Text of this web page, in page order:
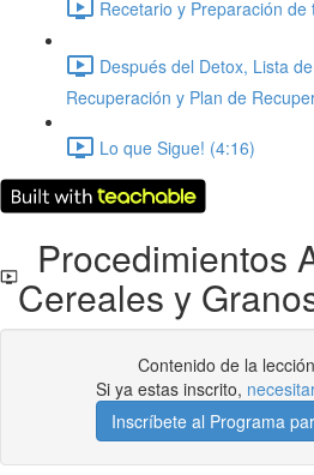
Recetario y Preparación
Después del Detox, Lista
Recuperación y Plan de
Lo que Sigue! (4:16)
Procedimientos
Cereales y
Contenido de la
Si ya estas inscrito,
Inscríbete al Programa